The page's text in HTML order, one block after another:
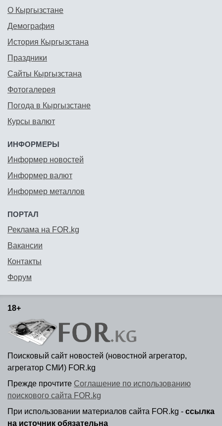
О Кыргызстане
Демография
История Кыргызстана
Праздники
Сайты Кыргызстана
Фотогалерея
Погода в Кыргызстане
Курсы валют
ИНФОРМЕРЫ
Информер новостей
Информер валют
Информер металлов
ПОРТАЛ
Реклама на FOR.kg
Вакансии
Контакты
Форум
18+
Поисковый сайт новостей (новостной агрегатор,
агрегатор СМИ) FOR.kg
Прежде прочтите Соглашение по использованию
поискового сайта FOR.kg
При использовании материалов сайта FOR.kg - ссылка
на источник обязательна